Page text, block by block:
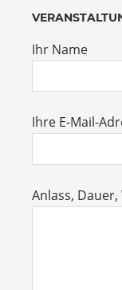
Ihr Name
Ihre E-Mail-
Anlass,